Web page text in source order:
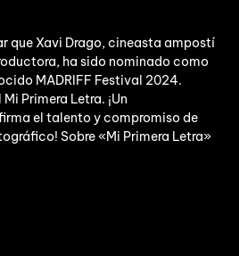
que Xavi Drago, cineasta ampostí
ha sido nominado como
MADRIFF Festival 2024.
Primera Letra. ¡Un
el talento y compromiso de
Sobre «Mi Primera Letra»